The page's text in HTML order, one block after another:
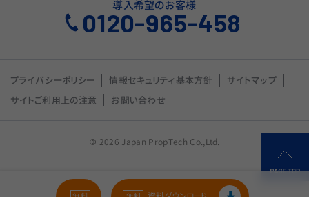
導入希望のお客様
0120-965-458
プライバシーポリシー 情報セキュリティ基本方針
サイトマップ
サイトご利用上の注意
お問い合わせ
© 2026 Japan PropTech Co.,Ltd.